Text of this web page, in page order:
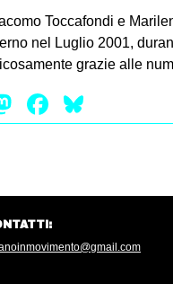
Toccafondi e
nel Luglio 2001,
grazie alle
Mastodon
Facebook